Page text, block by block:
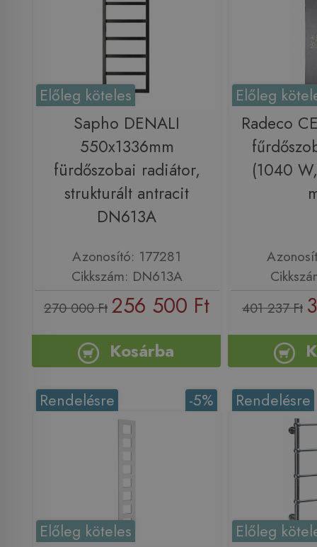
Előleg köteles
Sapho DENALI
550x1336mm
fürdőszobai radiátor,
strukturált antracit
DN613A
Azonosító: 177281
Cikkszám: DN613A
270 000 Ft 256 500 Ft
Kosárba
Előleg
Radeco
(1040
401 237 Ft
-5%
Rendelésre
Előleg köteles
Rendelésre
Előleg